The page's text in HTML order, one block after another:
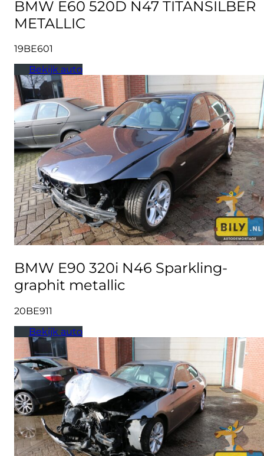
BMW E60 520D N47 TITANSILBER
METALLIC
19BE601
Bekijk auto
BMW E90 320i N46 Sparkling-
graphit metallic
20BE911
Bekijk auto